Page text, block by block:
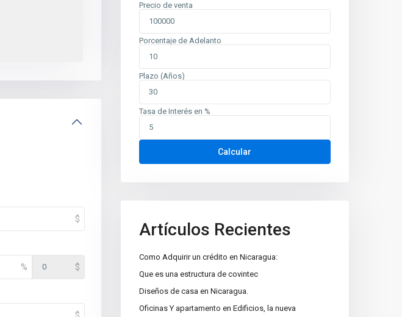
Precio de venta
Porcentaje de Adelanto
Plazo (Años)
Tasa de Interés en %
Calcular
Artículos Recientes
Como Adquirir un crédito en Nicaragua:
Que es una estructura de covintec
Diseños de casa en Nicaragua.
Oficinas Y apartamento en Edificios, la nueva